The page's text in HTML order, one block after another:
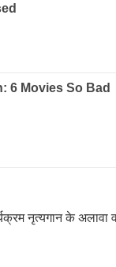
नृत्यगान के अलावा